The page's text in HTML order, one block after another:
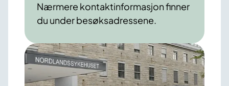
Nærmere kontaktinformasjon finner
du under besøksadressene.